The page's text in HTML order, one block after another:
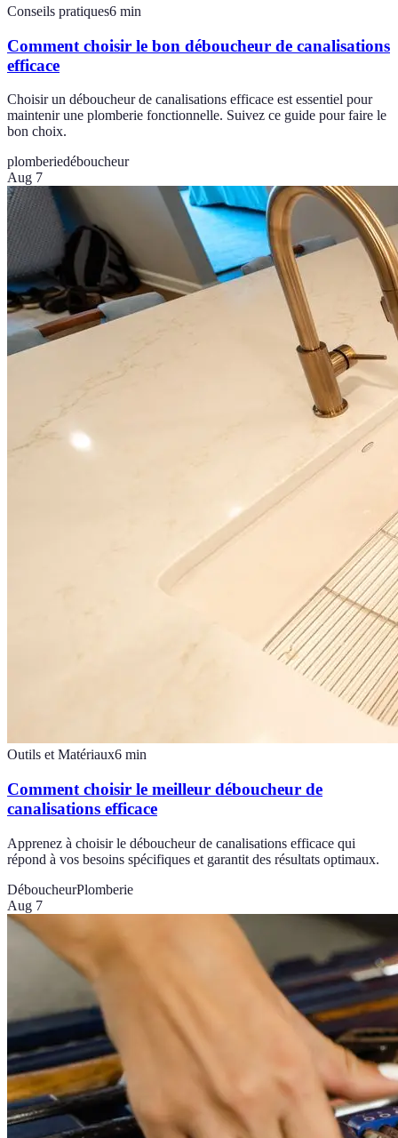
Conseils pratiques6 min
Comment choisir le bon déboucheur de canalisations
efficace
Choisir un déboucheur de canalisations efficace est essentiel pour
maintenir une plomberie fonctionnelle. Suivez ce guide pour faire le
bon choix.
plomberiedéboucheur
Aug 7
Outils et Matériaux6 min
Comment choisir le meilleur déboucheur de
canalisations efficace
Apprenez à choisir le déboucheur de canalisations efficace qui
répond à vos besoins spécifiques et garantit des résultats optimaux.
DéboucheurPlomberie
Aug 7